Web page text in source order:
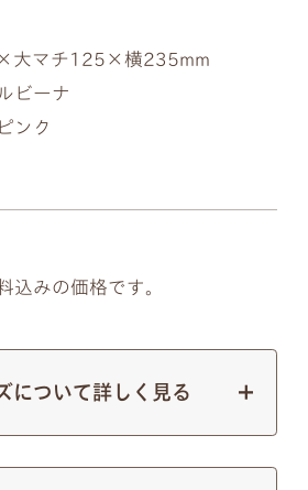
大マチ125×横235mm
ビーナ
ンク
込みの価格です。
について詳しく見る